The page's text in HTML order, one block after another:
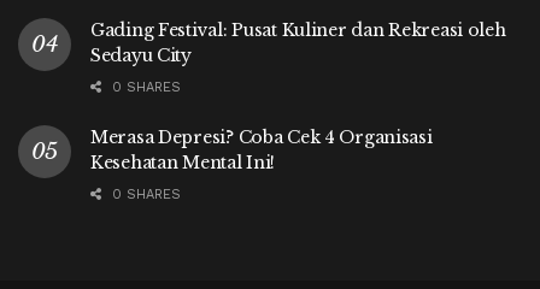
Gading Festival: Pusat Kuliner dan Rekreasi oleh
Sedayu City
0 SHARES
Merasa Depresi? Coba Cek 4 Organisasi
Kesehatan Mental Ini!
0 SHARES